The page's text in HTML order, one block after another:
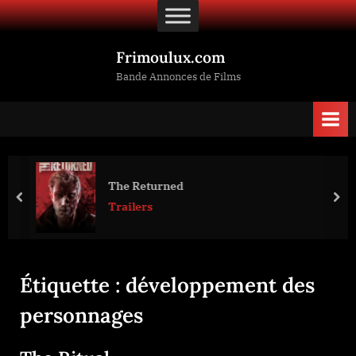
Skip
to
Frimoulux.com
Bande Annonces de Films
The Returned
Trailers
prev
Étiquette : développement des
personnages